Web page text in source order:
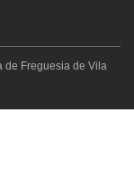
de Freguesia de Vila